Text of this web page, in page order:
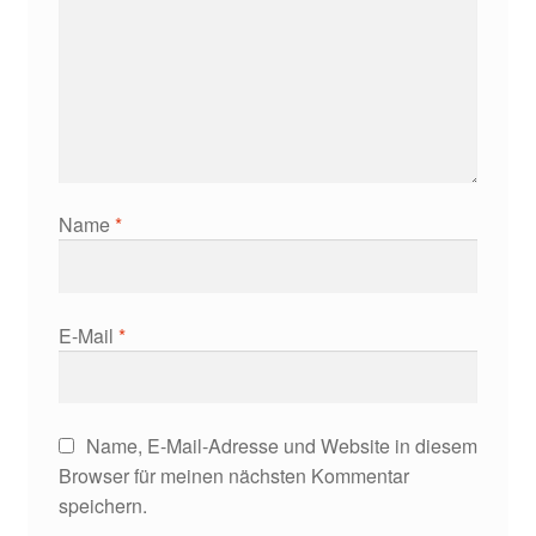
Name*
E-Mail *
Name, E-Mail-Adresse und Website in diesem
Browser für meinen nächsten Kommentar
speichern.